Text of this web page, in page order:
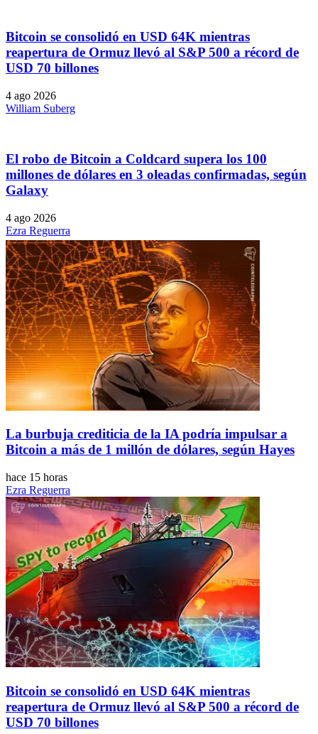
Bitcoin se consolidó en USD 64K mientras
reapertura de Ormuz llevó al S&P 500 a récord de
USD 70 billones
4 ago 2026
William Suberg
El robo de Bitcoin a Coldcard supera los 100
millones de dólares en 3 oleadas confirmadas, según
Galaxy
4 ago 2026
Ezra Reguerra
La burbuja crediticia de la IA podría impulsar a
Bitcoin a más de 1 millón de dólares, según Hayes
hace 15 horas
Ezra Reguerra
Bitcoin se consolidó en USD 64K mientras
reapertura de Ormuz llevó al S&P 500 a récord de
USD 70 billones